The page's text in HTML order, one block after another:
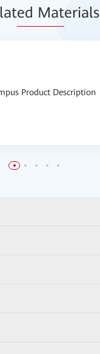
ed Materials
Product Description